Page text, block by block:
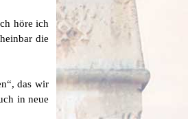
höre ich
die
das wir
in neue